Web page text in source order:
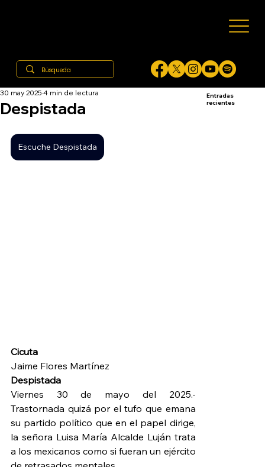
Despistada
30 may 2025 4 min de lectura
Escuche Despistada
Cicuta
Jaime Flores Martínez
Despistada
Viernes 30 de mayo del 2025.-
Trastornada quizá por el tufo que emana
su partido político que en el papel dirige,
la señora Luisa María Alcalde Luján trata
a los mexicanos como si fueran un ejército
Entradas
recientes